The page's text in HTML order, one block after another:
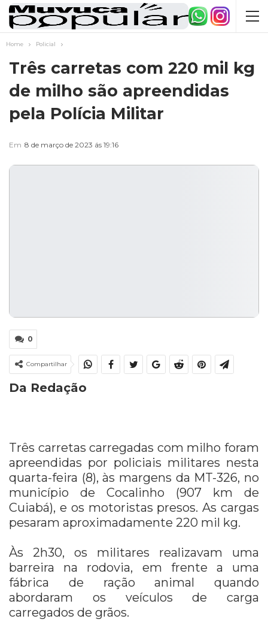
Home Policial
Três carretas com 220 mil kg
de milho são apreendidas
pela Polícia Militar
Em 8 de março de 2023 ás 19:16
0
Compartilhar
Da Redação
Três carretas carregadas com milho foram
apreendidas por policiais militares nesta
quarta-feira (8), às margens da MT-326, no
município de Cocalinho (907 km de
Cuiabá), e os motoristas presos. As cargas
pesaram aproximadamente 220 mil kg.
Às 2h30, os militares realizavam uma
barreira na rodovia, em frente a uma
fábrica de ração animal quando
abordaram os veículos de carga
carregados de grãos.